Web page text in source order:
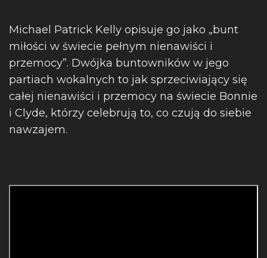
Michael Patrick Kelly opisuje go jako „bunt
miłości w świecie pełnym nienawiści i
przemocy”. Dwójka buntowników w jego
partiach wokalnych to jak sprzeciwiający się
całej nienawiści i przemocy na świecie Bonnie
i Clyde, którzy celebrują to, co czują do siebie
nawzajem.